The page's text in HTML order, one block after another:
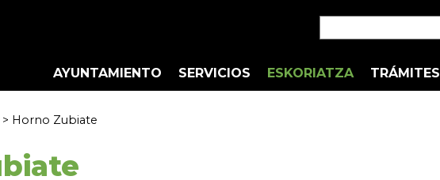
AYUNTAMIENTO SERVICIOS ESKORIATZA TRÁMITES
> Horno Zubiate